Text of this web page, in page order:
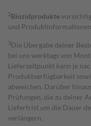
2Biozidprodukte
und Produktinformationen
3Die Übergabe deiner
bei uns werktags von
Lieferzeitpunkt kann je
Produktverfügbarkeit
abweichen. Darüber
Prüfungen, die zu deiner
Lieferfrist um die Dauer
verlängern.